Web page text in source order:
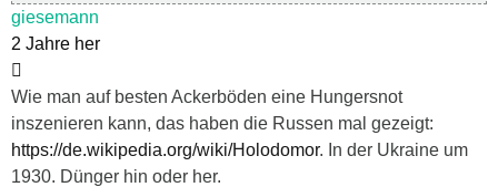
giesemann
2 Jahre her
Wie man auf besten Ackerböden eine Hungersnot
inszenieren kann, das haben die Russen mal gezeigt:
https://de.wikipedia.org/wiki/Holodomor. In der Ukraine um
1930. Dünger hin oder her.